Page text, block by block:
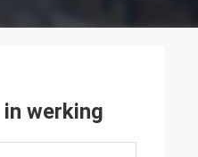
werking